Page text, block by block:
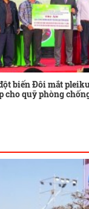
biến Đôi mắt
cho quỹ phòng